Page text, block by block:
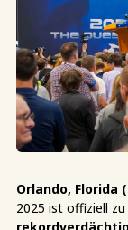
Orlando, Florida
2025 ist offiziell